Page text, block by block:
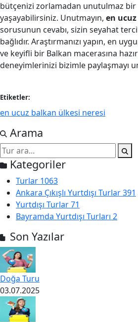
bütçenizi zorlamadan unutulmaz
yaşayabilirsiniz. Unutmayın, en
sorusunun cevabı, sizin seyahat
bağlıdır. Araştırmanızı yapın, en
ve keyifli bir Balkan macerasına
deneyimlerinizi bizimle paylaşmayı
Etiketler:
en ucuz balkan ülkesi neresi
Arama
Kategoriler
Turlar 1063
Ankara Çıkışlı Yurtdışı Turlar391
Yurtdışı Turlar71
Bayramda Yurtdışı Turları 2
Son Yazılar
Doğa Turu
03.07.2025